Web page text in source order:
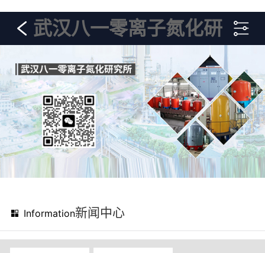
武汉八一零离子氮化研
究所
Information新闻中心